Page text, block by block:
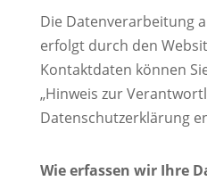
Die Datenverarbeitung
erfolgt durch den
Kontaktdaten können
„Hinweis zur
Datenschutzerklärung
Wie erfassen wir Ihre